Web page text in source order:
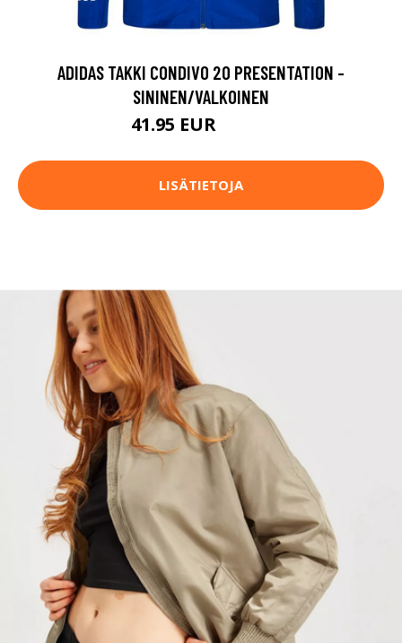
ADIDAS TAKKI CONDIVO 20 PRESENTATION -
SININEN/VALKOINEN
41.95 EUR
LISÄTIETOJA